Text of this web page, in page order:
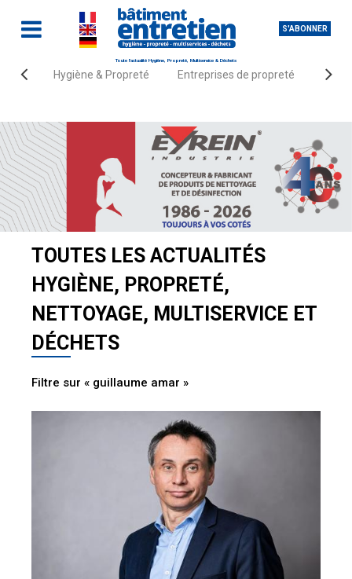
S'ABONNER
Toute l'actualité Hygiène, Propreté, Multiservice & Déchets
Hygiène & Propreté Entreprises de propreté
Accueil Actualités
TOUTES LES ACTUALITÉS
HYGIÈNE, PROPRETÉ,
NETTOYAGE, MULTISERVICE ET
DÉCHETS
Filtre sur « guillaume amar »